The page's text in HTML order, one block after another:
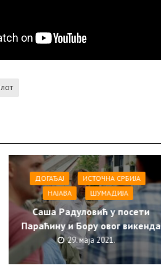
ДОГАЂАЈ
ИСТОЧНА СРБИЈА
НАЈАВА
ШУМАДИЈА
Саша Радуловић у посети
Параћину и Бору овог викенда
29. маја 2021.